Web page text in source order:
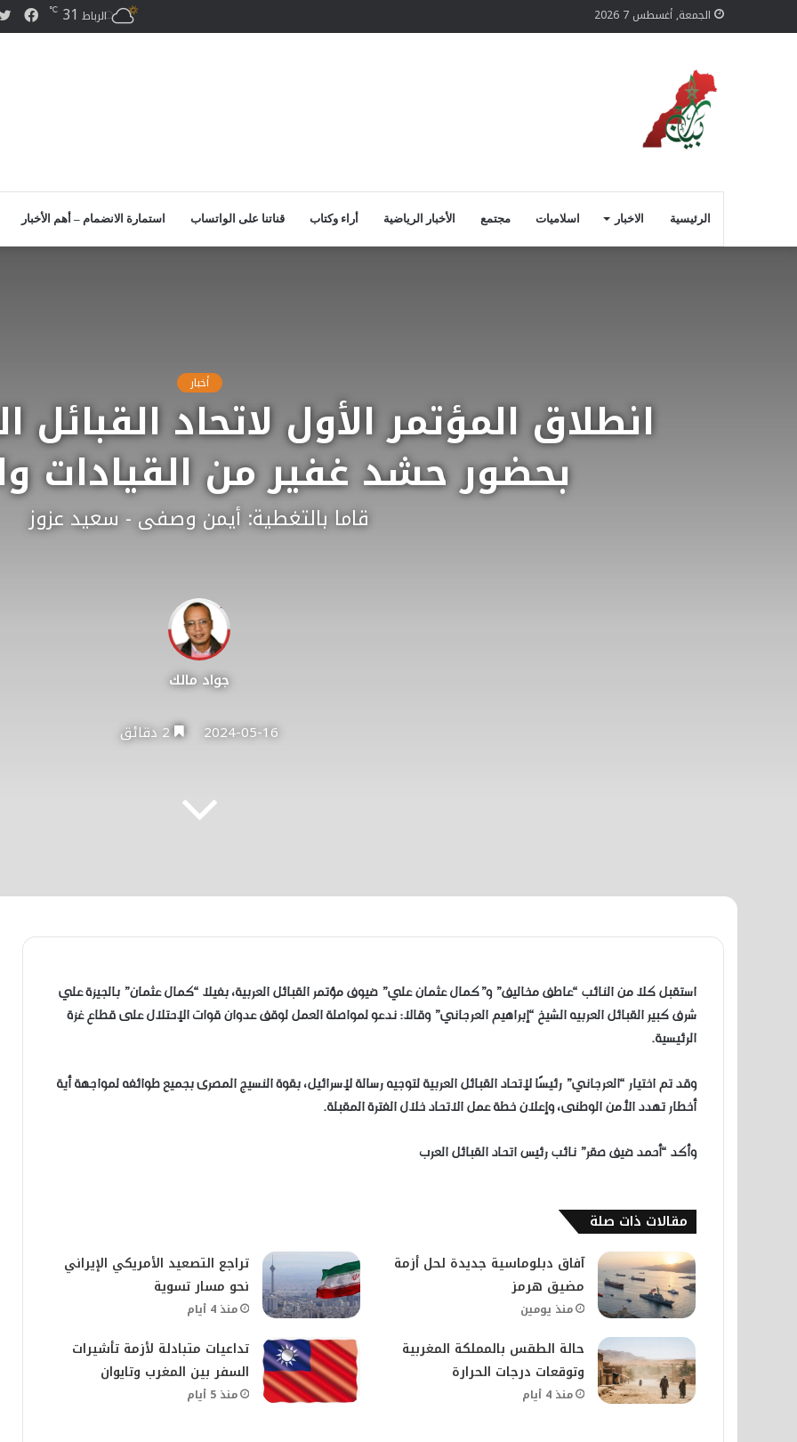
الجمعة, أغسطس 7 2026 الرباط 31
℃
الرئيسية الاخبار اسلاميات مجتمع الأخبار الرياضية أراء وكتاب قناتنا على الواتساب استمارة الانضمام – أهم الأخبار
أخبار
انطلاق المؤتمر الأول لاتحاد القبائل
بحضور حشد غفير من القيادات
قاما بالتغطية: أيمن وصفى - سعيد عزوز
جواد مالك
2024-05-16 2 دقائق
استقبل كلا من النائب “عاطف مخاليف” و”كمال عثمان علي” ضيوف مؤتمر القبائل العربية، بفيلا “كمال عثمان” بالجيزة علي
شرف كبير القبائل العربيه الشيخ “إبراهيم العرجاني” وقالا: ندعو لمواصلة العمل لوقف عدوان قوات الإحتلال على قطاع غزة
الرئيسية.
وقد تم اختيار “العرجاني” رئيسًا لإتحاد القبائل العربية لتوجيه رسالة لإسرائيل، بقوة النسيج المصرى بجميع طوائفه لمواجهة أية
أخطار تهدد الأمن الوطنى، وإعلان خطة عمل الاتحاد خلال الفترة المقبلة.
وأكد “أحمد ضيف صقر” نائب رئيس اتحاد القبائل العرب
مقالات ذات صلة
آفاق دبلوماسية جديدة لحل أزمة
مضيق هرمز
منذ يومين
تراجع التصعيد الأمريكي الإيراني
نحو مسار تسوية
منذ 4 أيام
حالة الطقس بالمملكة المغربية
وتوقعات درجات الحرارة
منذ 4 أيام
تداعيات متبادلة لأزمة تأشيرات
السفر بين المغرب وتايوان
منذ 5 أيام